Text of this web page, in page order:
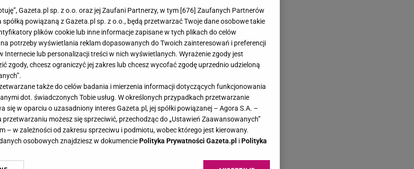
paść rekord. Kim jest Arkadiusz
Gazeta.pl sp. z o.o. oraz jej Zaufani Partnerzy, w tym [676] Zaufanych Partnerów
spółką powiązaną z Gazeta.pl sp. z o.o., będą przetwarzać Twoje dane osobowe takie
plików cookie lub inne informacje zapisane w tych plikach do celów
potrzeby wyświetlania reklam dopasowanych do Twoich zainteresowań i preferencji
Internecie lub personalizacji treści w nich wyświetlanych. Wyrażenie zgody jest
zgody, chcesz ograniczyć jej zakres lub chcesz wycofać zgodę uprzednio udzieloną
także do celów badania i mierzenia informacji dotyczących funkcjonowania
dot. świadczonych Tobie usług. W określonych przypadkach przetwarzanie
się w oparciu o uzasadniony interes Gazeta.pl, jej spółki powiązanej – Agora S.A. –
przetwarzaniu możesz się sprzeciwić, przechodząc do „Ustawień Zaawansowanych”
– w zależności od zakresu sprzeciwu i podmiotu, wobec którego jest kierowany.
osobowych znajdziesz w dokumenciePolityka Prywatności Gazeta.pl iPolityka